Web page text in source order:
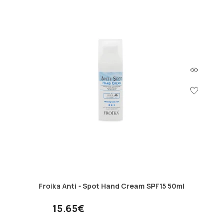
Froika Anti - Spot Hand Cream SPF15 50ml
15.65€